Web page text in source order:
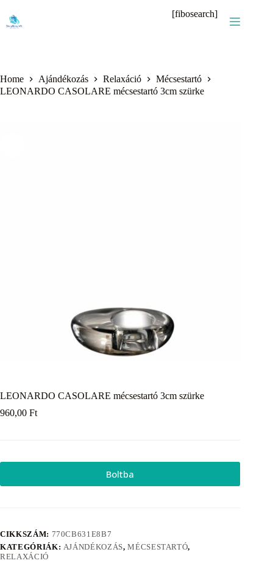
content
[fibosearch]
Home Ajándékozás Relaxáció
Mécsestartó
LEONARDO CASOLARE mécsestartó 3cm szürke
LEONARDO CASOLARE mécsestartó 3cm szürke
960,00 Ft
Boltba
CIKKSZÁM: 770CB631E8B7
KATEGÓRIÁK: AJÁNDÉKOZÁS,MÉCSESTARTÓ,
RELAXÁCIÓ